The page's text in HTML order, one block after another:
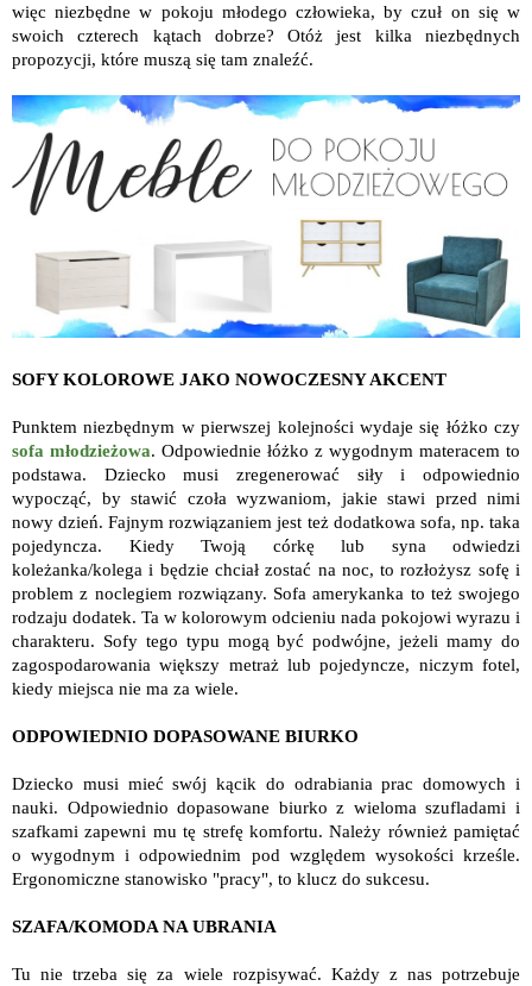
więc niezbędne w pokoju młodego człowieka, by czuł on się w
swoich czterech kątach dobrze? Otóż jest kilka niezbędnych
propozycji, które muszą się tam znaleźć.
SOFY KOLOROWE JAKO NOWOCZESNY AKCENT
Punktem niezbędnym w pierwszej kolejności wydaje się łóżko czy
sofa młodzieżowa. Odpowiednie łóżko z wygodnym materacem to
podstawa. Dziecko musi zregenerować siły i odpowiednio
wypocząć, by stawić czoła wyzwaniom, jakie stawi przed nimi
nowy dzień. Fajnym rozwiązaniem jest też dodatkowa sofa, np. taka
pojedyncza. Kiedy Twoją córkę lub syna odwiedzi
koleżanka/kolega i będzie chciał zostać na noc, to rozłożysz sofę i
problem z noclegiem rozwiązany. Sofa amerykanka to też swojego
rodzaju dodatek. Ta w kolorowym odcieniu nada pokojowi wyrazu i
charakteru. Sofy tego typu mogą być podwójne, jeżeli mamy do
zagospodarowania większy metraż lub pojedyncze, niczym fotel,
kiedy miejsca nie ma za wiele.
ODPOWIEDNIO DOPASOWANE BIURKO
Dziecko musi mieć swój kącik do odrabiania prac domowych i
nauki. Odpowiednio dopasowane biurko z wieloma szufladami i
szafkami zapewni mu tę strefę komfortu. Należy również pamiętać
o wygodnym i odpowiednim pod względem wysokości krześle.
Ergonomiczne stanowisko "pracy", to klucz do sukcesu.
SZAFA/KOMODA NA UBRANIA
Tu nie trzeba się za wiele rozpisywać. Każdy z nas potrzebuje